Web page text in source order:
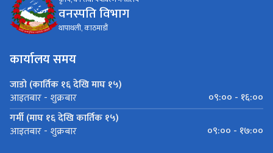
वनस्पति विभाग
थापाथली, काठमाडौं
कार्यालय समय
जाडो (कार्तिक १६ देखि माघ १५)
आइतबार - शुक्रबार
०९:०० - १६:००
गर्मी (माघ १६ देखि कार्तिक १५)
आइतबार - शुक्रबार ०९:०० - १७:००